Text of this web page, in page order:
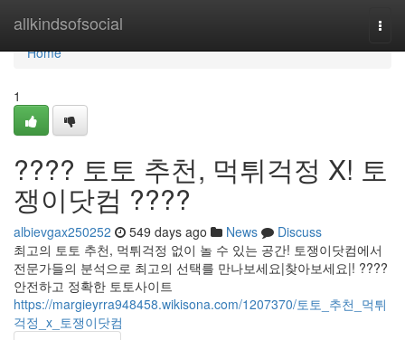
allkindsofsocial
Home
Home
1
???? 토토 추천, 먹튀걱정 X! 토
쟁이닷컴 ????
albievgax250252 549 days ago News
Discuss
최고의 토토 추천, 먹튀걱정 없이 놀 수 있는 공간! 토쟁이닷컴에서
전문가들의 분석으로 최고의 선택를 만나보세요|찾아보세요|! ????
안전하고 정확한 토토사이트
https://margieyrra948458.wikisona.com/1207370/토토_추천_먹튀
걱정_x_토쟁이닷컴